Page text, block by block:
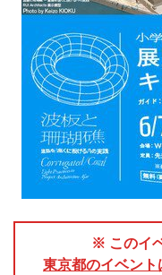
※ このイ
東京都のイベント